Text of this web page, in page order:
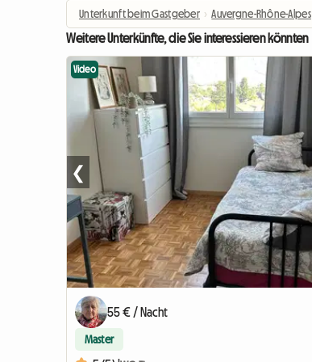
Unterkunft beim Gastgeber › Auvergne-Rhône-Alpes
Weitere Unterkünfte, die Sie interessieren könnten
Video
❮
55 € / Nacht
Master